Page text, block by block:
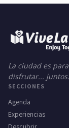
La ciudad es
disfrutar... juntos.
SECCIONES
Agenda
Experiencias